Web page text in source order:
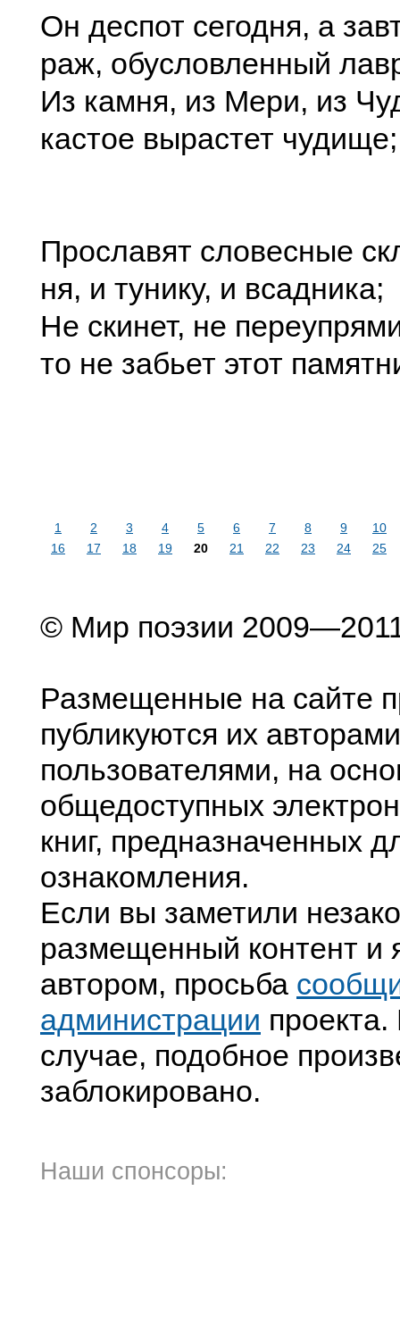
Он деспот сегодня, а
раж, обусловленный
Из камня, из Мери, из
кастое вырастет чудище;
Прославят словесные
ня, и тунику, и всадника;
Не скинет, не
то не забьет этот
1 2 3 4 5 6 7 8 9
10
16
17 18 19 20 21 22 23 24 25
© Мир поэзии
Размещенные на сайте
публикуются их
пользователями, на
общедоступных
книг, предназначенных
ознакомления.
Если вы заметили
размещенный контент и
автором, просьба
администрации
случае, подобное
заблокировано.
Наши спонсоры: